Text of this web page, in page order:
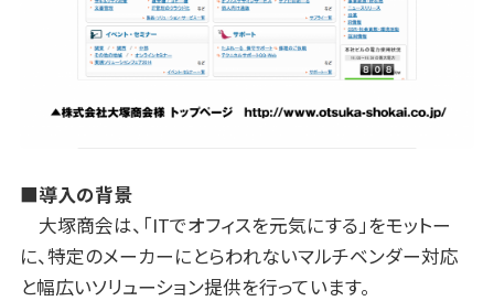
■導入の背景
大塚商会は、「ITでオフィスを元気にする」をモットー
に、特定のメーカーにとらわれないマルチベンダー対応
と幅広いソリューション提供を行っています。